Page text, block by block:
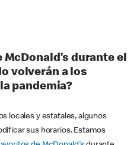
McDonald’s durante el
volverán a los
pandemia?
locales y estatales, algunos
sus horarios. Estamos